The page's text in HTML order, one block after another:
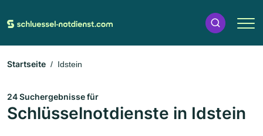
Startseite Idstein
24 Suchergebnisse für
Schlüsselnotdienste in Idstein